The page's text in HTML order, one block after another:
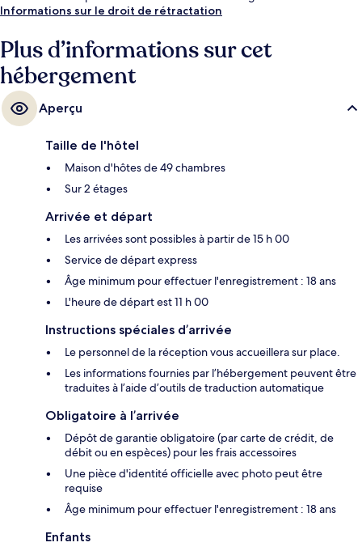
L'hébergement se situe à une très courte distance à pied des transports
à 5 min.
Informations sur le droit de rétractation
Plus d’informations sur cet
hébergement
Aperçu
Taille de l'hôtel
Maison d'hôtes de 49 chambres
Sur 2 étages
Arrivée et départ
Les arrivées sont possibles à partir de 15 h 00
Service de départ express
Âge minimum pour effectuer l'enregistrement : 18 ans
L'heure de départ est 11 h 00
Instructions spéciales d’arrivée
Le personnel de la réception vous accueillera sur place.
Les informations fournies par l’hébergement peuvent être
traduites à l’aide d’outils de traduction automatique
Obligatoire à l’arrivée
Dépôt de garantie obligatoire (par carte de crédit, de
débit ou en espèces) pour les frais accessoires
Une pièce d'identité officielle avec photo peut être
requise
Âge minimum pour effectuer l'enregistrement : 18 ans
Enfants